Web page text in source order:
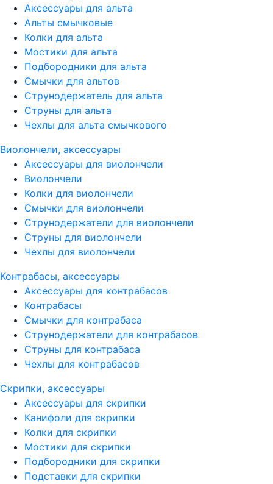
Аксессуары для альта
Альты смычковые
Колки для альта
Мостики для альта
Подбородники для альта
Смычки для альтов
Струнодержатель для альта
Струны для альта
Чехлы для альта смычкового
Виолончели, аксессуары
Аксессуары для виолончели
Виолончели
Колки для виолончели
Смычки для виолончели
Струнодержатели для виолончели
Струны для виолончели
Чехлы для виолончели
Контрабасы, аксессуары
Аксессуары для контрабасов
Контрабасы
Смычки для контрабаса
Струнодержатели для контрабасов
Струны для контрабаса
Чехлы для контрабасов
Скрипки, аксессуары
Аксессуары для скрипки
Канифоли для скрипки
Колки для скрипки
Мостики для скрипки
Подбородники для скрипки
Подставки для скрипки